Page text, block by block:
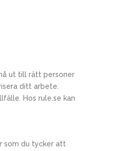
ut till rätt personer
ditt arbete.
Hos rule.se kan
som du tycker att